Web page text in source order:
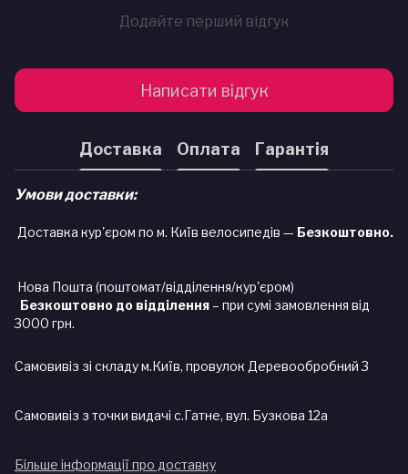
Додайте перший відгук
Написати відгук
Доставка Оплата Гарантія
Умови доставки:
Доставка кур'єром по м. Київ велосипедів — Безкоштовно.
Нова Пошта (поштомат/відділення/кур'єром)
Безкоштовно до відділення – при сумі замовлення від
3000 грн.
Самовивіз зі складу м.Київ, провулок Деревообробний 3
Самовивіз з точки видачі с.Гатне, вул. Бузкова 12а
Більше інформації про доставку